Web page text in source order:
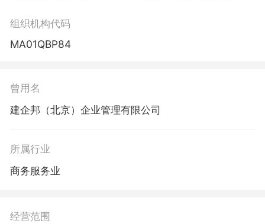
组织机构代码
MA01QBP84
曾用名
建企邦（北京）企业管理有限公司
所属行业
商务服务业
经营范围